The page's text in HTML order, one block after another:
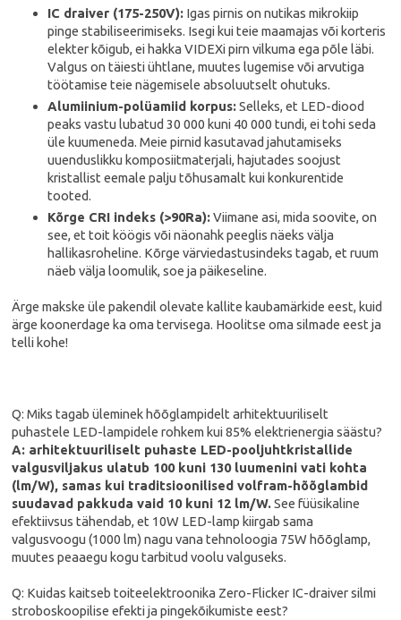
IC draiver (175-250V): Igas pirnis on nutikas mikrokiip
pinge stabiliseerimiseks. Isegi kui teie maamajas või korteris
elekter kõigub, ei hakka VIDEXi pirn vilkuma ega põle läbi.
Valgus on täiesti ühtlane, muutes lugemise või arvutiga
töötamise teie nägemisele absoluutselt ohutuks.
Alumiinium-polüamiid korpus:Selleks, et LED-diood
peaks vastu lubatud 30 000 kuni 40 000 tundi, ei tohi seda
üle kuumeneda. Meie pirnid kasutavad jahutamiseks
uuenduslikku komposiitmaterjali, hajutades soojust
kristallist eemale palju tõhusamalt kui konkurentide
tooted.
Kõrge CRI indeks (>90Ra):Viimane asi, mida soovite, on
see, et toit köögis või näonahk peeglis näeks välja
hallikasroheline. Kõrge värviedastusindeks tagab, et ruum
näeb välja loomulik, soe ja päikeseline.
Ärge makske üle pakendil olevate kallite kaubamärkide eest, kuid
ärge koonerdage ka oma tervisega. Hoolitse oma silmade eest ja
telli kohe!
Q: Miks tagab üleminek hõõglampidelt arhitektuuriliselt
puhastele LED-lampidele rohkem kui 85% elektrienergia säästu?
A: arhitektuuriliselt puhaste LED-pooljuhtkristallide
valgusviljakus ulatub 100 kuni 130 luumenini vati kohta
(lm/W), samas kui traditsioonilised volfram-hõõglambid
suudavad pakkuda vaid 10 kuni 12 lm/W.See füüsikaline
efektiivsus tähendab, et 10W LED-lamp kiirgab sama
valgusvoogu (1000 lm) nagu vana tehnoloogia 75W hõõglamp,
muutes peaaegu kogu tarbitud voolu valguseks.
Q: Kuidas kaitseb toiteelektroonika Zero-Flicker IC-draiver silmi
stroboskoopilise efekti ja pingekõikumiste eest?